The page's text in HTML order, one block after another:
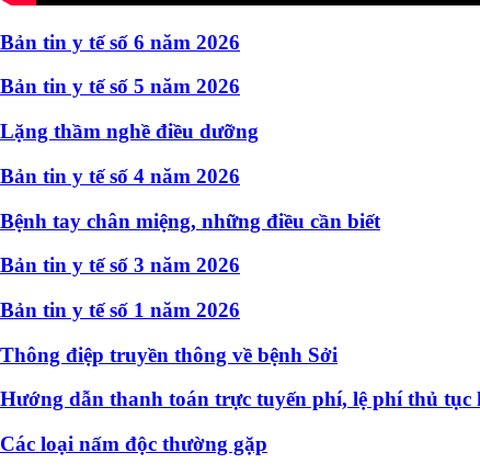
Bản tin y tế số 6 năm 2026
Bản tin y tế số 5 năm 2026
Lặng thầm nghề điều dưỡng
Bản tin y tế số 4 năm 2026
Bệnh tay chân miệng, những điều cần biết
Bản tin y tế số 3 năm 2026
Bản tin y tế số 1 năm 2026
Thông điệp truyền thông về bệnh Sởi
Hướng dẫn thanh toán trực tuyến phí, lệ phí thủ tục
Các loại nấm độc thường gặp